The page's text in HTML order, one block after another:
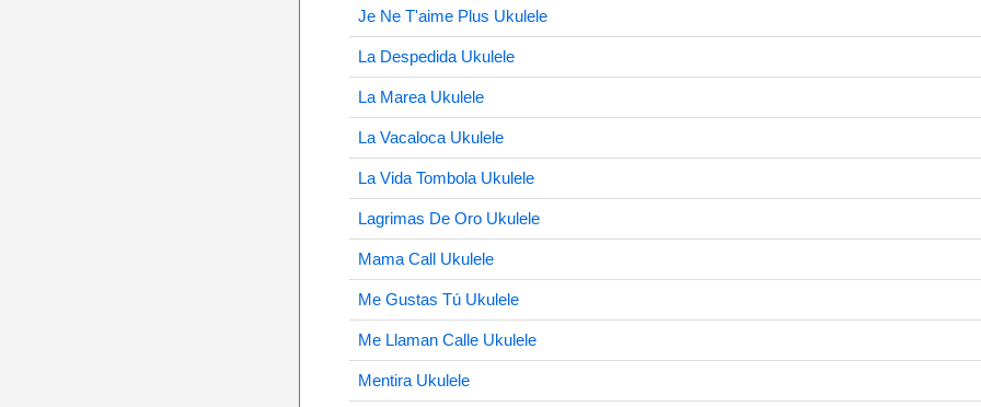
Je Ne T'aime Plus Ukulele
La Despedida Ukulele
La Marea Ukulele
La Vacaloca Ukulele
La Vida Tombola Ukulele
Lagrimas De Oro Ukulele
Mama Call Ukulele
Me Gustas Tú Ukulele
Me Llaman Calle Ukulele
Mentira Ukulele